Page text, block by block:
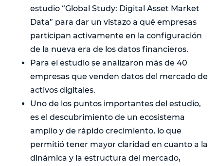
estudio “Global Study: Digital Asset Market
Data” para dar un vistazo a qué empresas
participan activamente en la configuración
de la nueva era de los datos financieros.
Para el estudio se analizaron más de 40
empresas que venden datos del mercado de
activos digitales.
Uno de los puntos importantes del estudio,
es el descubrimiento de un ecosistema
amplio y de rápido crecimiento, lo que
permitió tener mayor claridad en cuanto a la
dinámica y la estructura del mercado,